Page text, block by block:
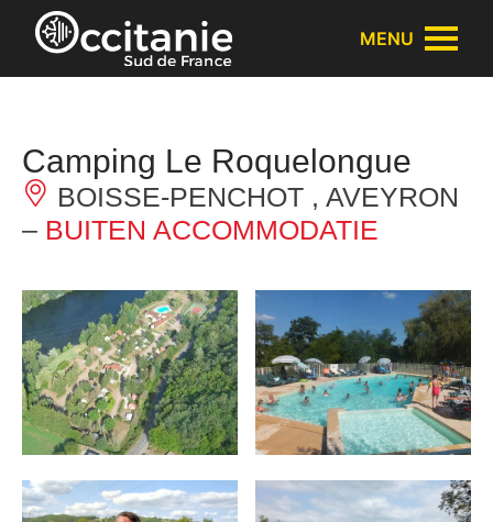
Cookies beheer paneel
MENU
Camping Le Roquelongue
BOISSE-PENCHOT , AVEYRON
– BUITEN ACCOMMODATIE